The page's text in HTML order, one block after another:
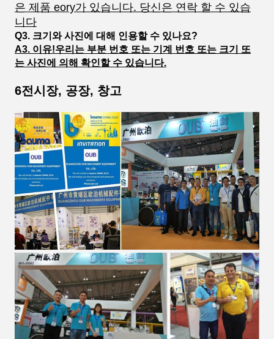
은 제품 eory가 있습니다. 당신은 연락 할 수 있습
니다
Q3. 크기와 사진에 대해 인용할 수 있나요?
A3. 이유!우리는 부분 번호 또는 기계 번호 또는 크기 또
는 사진에 의해 확인할 수 있습니다.
6전시장, 공장, 창고